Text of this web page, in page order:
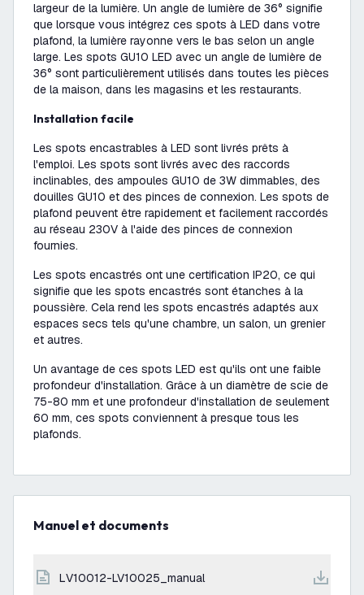
largeur de la lumière. Un angle de lumière de 36° signifie
que lorsque vous intégrez ces spots à LED dans votre
plafond, la lumière rayonne vers le bas selon un angle
large. Les spots GU10 LED avec un angle de lumière de
36° sont particulièrement utilisés dans toutes les pièces
de la maison, dans les magasins et les restaurants.
Installation facile
Les spots encastrables à LED sont livrés prêts à
l'emploi. Les spots sont livrés avec des raccords
inclinables, des ampoules GU10 de 3W dimmables, des
douilles GU10 et des pinces de connexion. Les spots de
plafond peuvent être rapidement et facilement raccordés
au réseau 230V à l'aide des pinces de connexion
fournies.
Les spots encastrés ont une certification IP20, ce qui
signifie que les spots encastrés sont étanches à la
poussière. Cela rend les spots encastrés adaptés aux
espaces secs tels qu'une chambre, un salon, un grenier
et autres.
Un avantage de ces spots LED est qu'ils ont une faible
profondeur d'installation. Grâce à un diamètre de scie de
75-80 mm et une profondeur d'installation de seulement
60 mm, ces spots conviennent à presque tous les
plafonds.
Manuel et documents
LV10012-LV10025_manual